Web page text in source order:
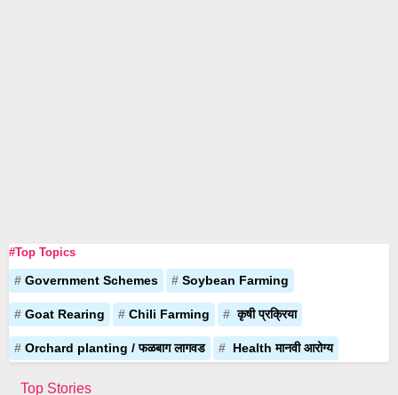
#Top Topics
Government Schemes Soybean Farming
Goat Rearing Chili Farming कृषी प्रक्रिया
Orchard planting / फळबाग लागवड Health मानवी आरोग्य
Top Stories